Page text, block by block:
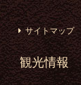
サイトマップ
観光情報